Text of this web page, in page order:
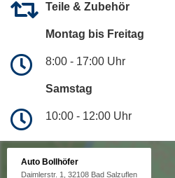
Teile & Zubehör
Montag bis Freitag
8:00 - 17:00 Uhr
Samstag
10:00 - 12:00 Uhr
Auto Bollhöfer
Daimlerstr. 1, 32108 Bad Salzuflen